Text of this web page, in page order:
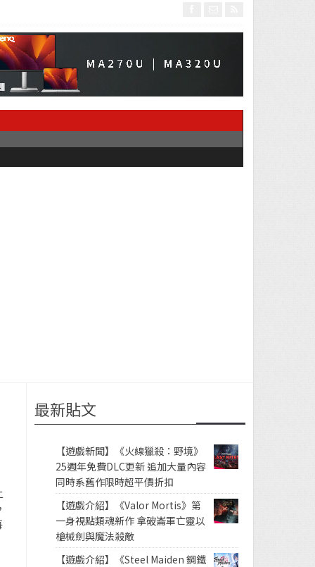
最新貼文
【遊戲新聞】《火線獵殺：野境》
25週年免費DLC更新 追加大量內容
同時系舊作限時超平價折扣
【遊戲介紹】《Valor Mortis》第
一身視點類魂新作 拿破崙軍亡靈以
槍械劍與魔法殺敵
【遊戲介紹】《Steel Maiden 鋼鐵